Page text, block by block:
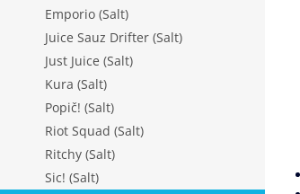
Emporio (Salt)
Juice Sauz Drifter (Salt)
Just Juice (Salt)
Kura (Salt)
Popič! (Salt)
Riot Squad (Salt)
Ritchy (Salt)
Sic! (Salt)